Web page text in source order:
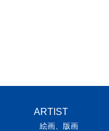
ARTIST
絵画、版画